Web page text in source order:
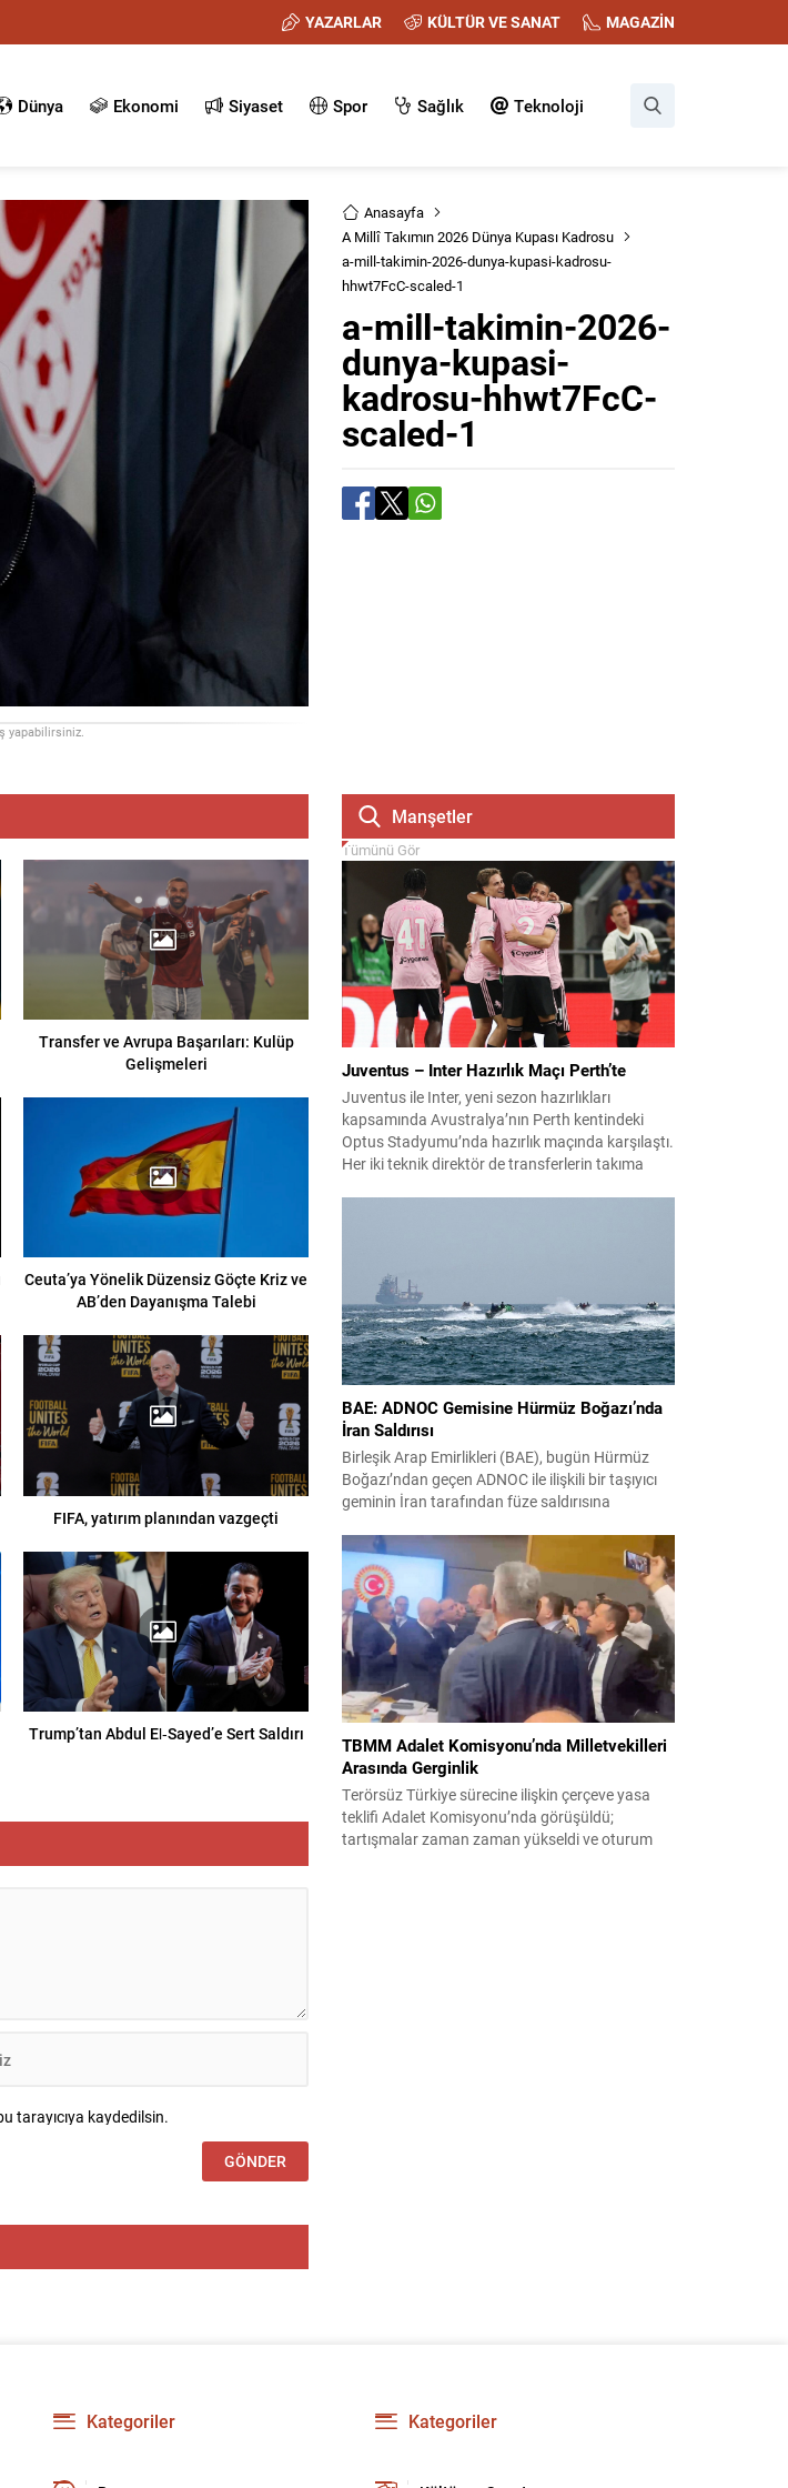
YAZARLAR KÜLTÜR VE SANAT MAGAZİN
Dünya Ekonomi Siyaset Spor Sağlık Teknoloji
yapabilirsiniz.
Anasayfa
A Millî Takımın 2026 Dünya Kupası Kadrosu
a-mill-takimin-2026-dunya-kupasi-kadrosu-
hhwt7FcC-scaled-1
a-mill-takimin-2026-
dunya-kupasi-
kadrosu-hhwt7FcC-
scaled-1
Transfer ve Avrupa Başarıları: Kulüp
Gelişmeleri
Ceuta’ya Yönelik Düzensiz Göçte Kriz ve
AB’den Dayanışma Talebi
FIFA, yatırım planından vazgeçti
Trump’tan Abdul El‑Sayed’e Sert Saldırı
tarayıcıya kaydedilsin.
Manşetler
Tümünü Gör
Juventus – Inter Hazırlık Maçı Perth’te
Juventus ile Inter, yeni sezon hazırlıkları
kapsamında Avustralya’nın Perth kentindeki
Optus Stadyumu’nda hazırlık maçında karşılaştı.
Her iki teknik direktör de transferlerin takıma
Yıldız ilk 11’de görev alırken,...
BAE: ADNOC Gemisine Hürmüz Boğazı’nda
İran Saldırısı
Birleşik Arap Emirlikleri (BAE), bugün Hürmüz
Boğazı’ndan geçen ADNOC ile ilişkili bir taşıyıcı
geminin İran tarafından füze saldırısına
alındığını bildirirken saldırıyı kınadı ve Tahran’ı
korsanlıkla suçladı. WAM ajansının aktardığı ilk
açıklamada, ADNOC’a ait bir geminin sabah
saatlerinde hedef alındığı belirtildi; ilerleyen
dakikalarda ise BAE...
TBMM Adalet Komisyonu’nda Milletvekilleri
Arasında Gerginlik
Terörsüz Türkiye sürecine ilişkin çerçeve yasa
teklifi Adalet Komisyonu’nda görüşüldü;
tartışmalar zaman zaman yükseldi ve oturum
Kategoriler Kategoriler